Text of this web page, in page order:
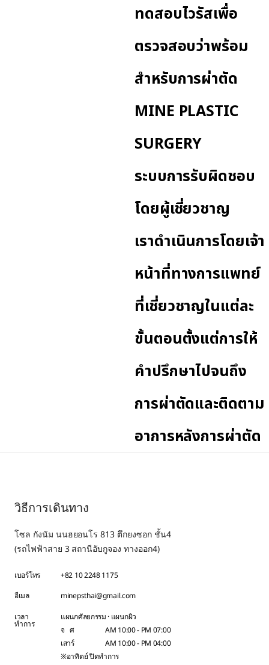
ทดสอบไวรัสเพื่อ
ตรวจสอบว่าพร้อม
สำหรับการผ่าตัด
MINE PLASTIC
SURGERY
ระบบการรับผิดชอบ
โดยผู้เชี่ยวชาญ
เราดำเนินการโดยเจ้า
หน้าที่ทางการแพทย์
ที่เชี่ยวชาญในแต่ละ
ขั้นตอนตั้งแต่การให้
คำปรึกษาไปจนถึง
การผ่าตัดและติดตาม
อาการหลังการผ่าตัด
วิธีการเดินทาง
โซล กังนัม นนฮยอนโร 813 ตึกยงซอก ชั้น4
(รถไฟฟ้าสาย 3 สถานีอับกูจอง ทางออก4)
เบอร์โทร +82 10 2248 1175
อีเมล minepsthai@gmail.com
เวลา
ทำการ
แผนกศัลยกรรม · แผนกผิว
จ ศ
AM 10:00 - PM 07:00
เสาร์
AM 10:00 - PM 04:00
※อาทิตย์ ปิดทำการ